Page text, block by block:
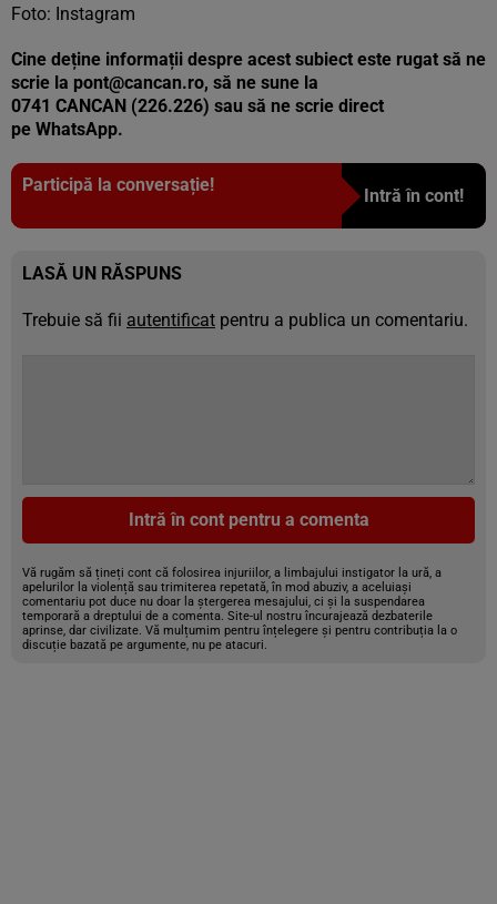
Foto: Instagram
Cine deține informații despre acest subiect este rugat să ne
scrie la pont@cancan.ro, să ne sune la
0741 CANCAN (226.226) sau să ne scrie direct
pe WhatsApp.
Participă la conversație!
Intră în cont!
LASĂ UN RĂSPUNS
Trebuie să fii autentificat pentru a publica un comentariu.
Intră în cont pentru a comenta
Vă rugăm să țineți cont că folosirea injuriilor, a limbajului instigator la ură, a
apelurilor la violență sau trimiterea repetată, în mod abuziv, a aceluiași
comentariu pot duce nu doar la ștergerea mesajului, ci și la suspendarea
temporară a dreptului de a comenta. Site-ul nostru încurajează dezbaterile
aprinse, dar civilizate. Vă mulțumim pentru înțelegere și pentru contribuția la o
discuție bazată pe argumente, nu pe atacuri.